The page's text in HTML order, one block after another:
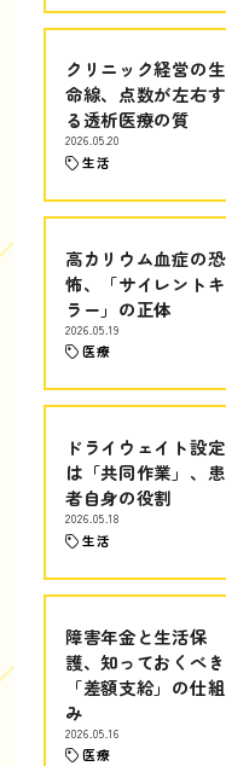
クリニック経営の生
命線、点数が左右す
る透析医療の質
2026.05.20
生活
高カリウム血症の恐
怖、「サイレントキ
ラー」の正体
2026.05.19
医療
ドライウェイト設定
は「共同作業」、患
者自身の役割
2026.05.18
生活
障害年金と生活保
護、知っておくべき
「差額支給」の仕組
み
2026.05.16
医療